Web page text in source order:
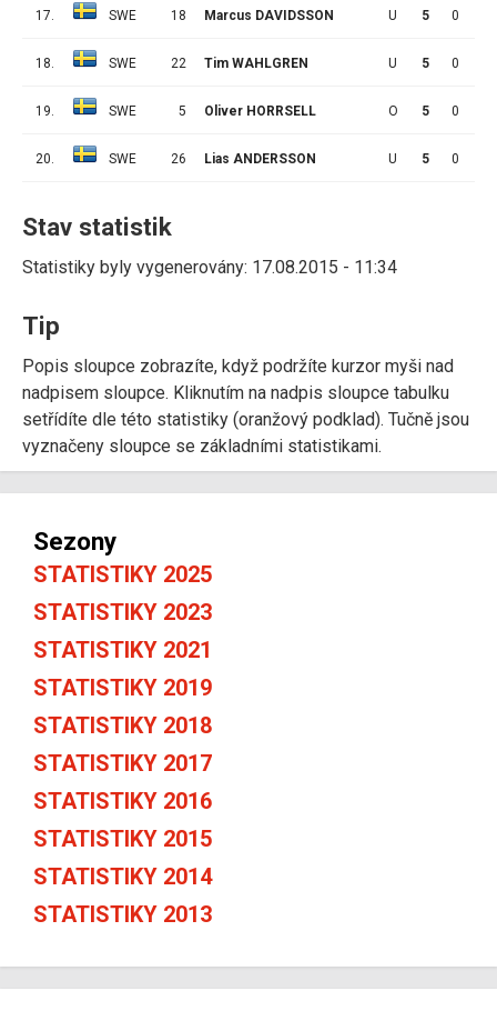
17. SWE 18 Marcus DAVIDSSON U 5 0
18. SWE 22 Tim WAHLGREN U 5 0
19. SWE 5 Oliver HORRSELL O 5 0
20. SWE 26 Lias ANDERSSON U 5 0
Stav statistik
Statistiky byly vygenerovány: 17.08.2015 - 11:34
Tip
Popis sloupce zobrazíte, když podržíte kurzor myši nad
nadpisem sloupce. Kliknutím na nadpis sloupce tabulku
setřídíte dle této statistiky (oranžový podklad). Tučně jsou
vyznačeny sloupce se základními statistikami.
Sezony
STATISTIKY 2025
STATISTIKY 2023
STATISTIKY 2021
STATISTIKY 2019
STATISTIKY 2018
STATISTIKY 2017
STATISTIKY 2016
STATISTIKY 2015
STATISTIKY 2014
STATISTIKY 2013